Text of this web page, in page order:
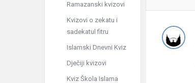
Ramazanski kvizovi
Kvizovi o zekatu i
sadekatul fitru
Islamski Dnevni Kviz
Dječiji kvizovi
Kviz Škola Islama